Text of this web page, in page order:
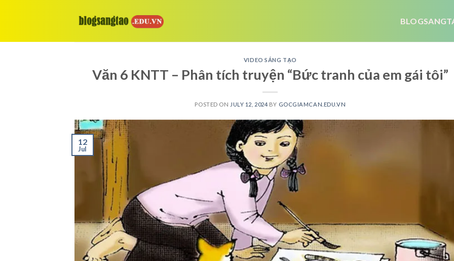
VIDEO SÁNG TẠO
Văn 6 KNTT – Phân tích truyện “Bức tranh của em gái tôi”
POSTED ON JULY 12, 2024 BY GOCGIAMCAN.EDU.VN
12
Jul